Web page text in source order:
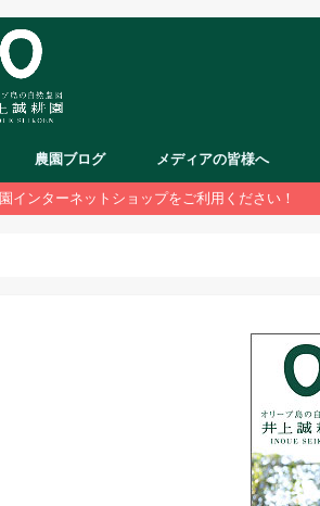
農園ブログ メディアの皆様へ
インターネットショップをご利用ください！